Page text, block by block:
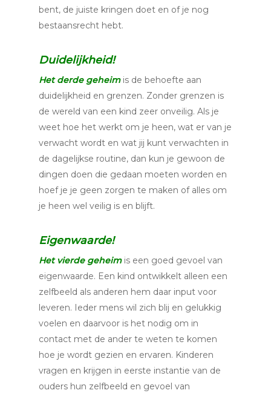
bent, de juiste kringen doet en of je nog
bestaansrecht hebt.
Duidelijkheid!
Het derde geheimis de behoefte aan
duidelijkheid en grenzen. Zonder grenzen is
de wereld van een kind zeer onveilig. Als je
weet hoe het werkt om je heen, wat er van je
verwacht wordt en wat jij kunt verwachten in
de dagelijkse routine, dan kun je gewoon de
dingen doen die gedaan moeten worden en
hoef je je geen zorgen te maken of alles om
je heen wel veilig is en blijft.
Eigenwaarde!
Het vierde geheimis een goed gevoel van
eigenwaarde. Een kind ontwikkelt alleen een
zelfbeeld als anderen hem daar input voor
leveren. Ieder mens wil zich blij en gelukkig
voelen en daarvoor is het nodig om in
contact met de ander te weten te komen
hoe je wordt gezien en ervaren. Kinderen
vragen en krijgen in eerste instantie van de
ouders hun zelfbeeld en gevoel van